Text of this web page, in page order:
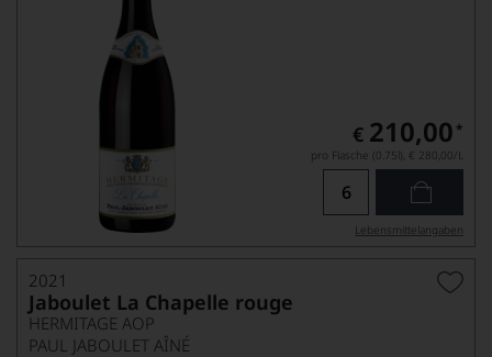
€ 210,00 *
pro Flasche (0.75l), € 280,00/L
Lebensmittel­angaben
2021
Jaboulet La Chapelle rouge
HERMITAGE AOP
PAUL JABOULET AÎNÉ